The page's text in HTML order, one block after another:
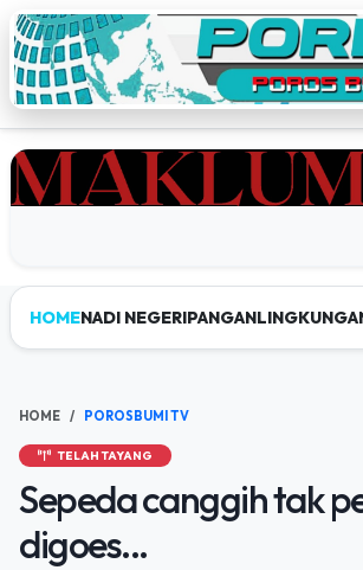
HOMENADI NEGERIPANGAN
HOME POROSBUMI TV
TELAH TAYANG
Sepeda canggih tak
digoes...